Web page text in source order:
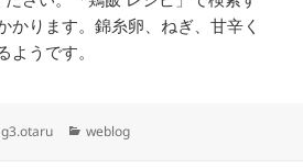
かります。錦糸卵、ねぎ、甘辛く
うです。
作
g3.otaru
カ
weblog